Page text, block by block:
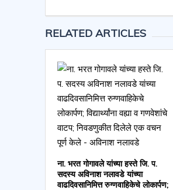
RELATED ARTICLES
ना. भरत गोगावले यांच्या हस्ते जि. प.
सदस्य अविनाश नलावडे यांच्या
वाढदिवसानिमित्त रुग्णवाहिकेचे लोकार्पण;